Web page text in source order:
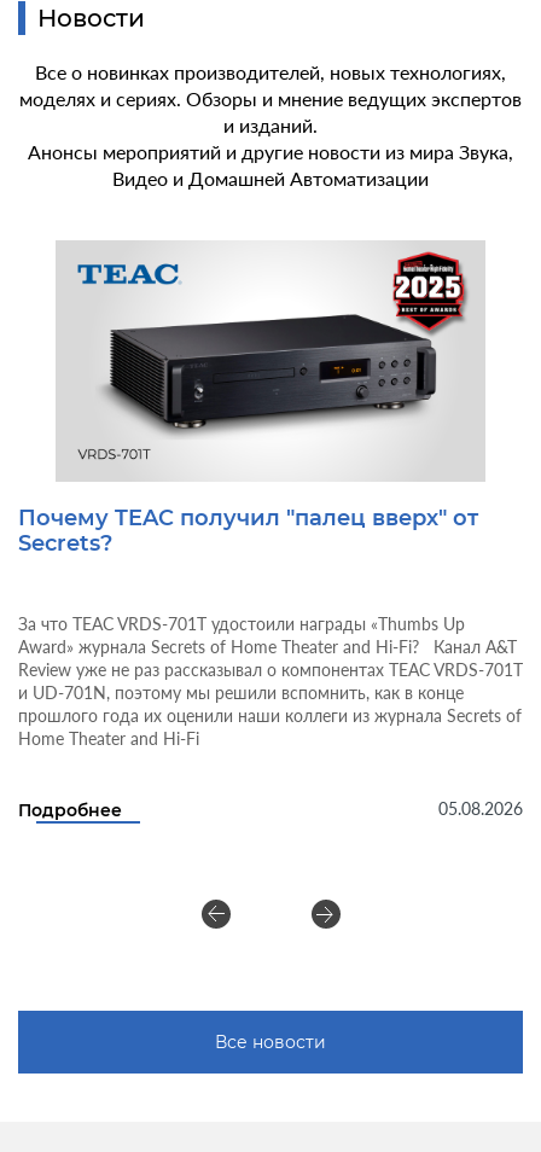
Новости
Все о новинках производителей, новых технологиях,
моделях и сериях. Обзоры и мнение ведущих экспертов
и изданий.
Анонсы мероприятий и другие новости из мира Звука,
Видео и Домашней Автоматизации
Почему TEAC получил "палец вверх" от
Secrets?
За что TEAC VRDS-701T удостоили награды «Thumbs Up
Award» журнала Secrets of Home Theater and Hi-Fi? Канал A&T
Review уже не раз рассказывал о компонентах TEAC VRDS-701T
и UD-701N, поэтому мы решили вспомнить, как в конце
прошлого года их оценили наши коллеги из журнала Secrets of
Home Theater and Hi-Fi
Подробнее 05.08.2026
Все новости